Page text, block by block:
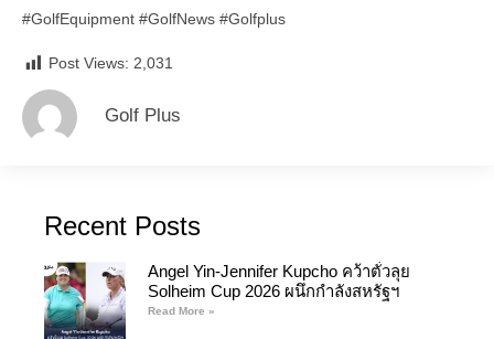
#GolfEquipment #GolfNews #Golfplus
Post Views: 2,031
Golf Plus
Recent Posts
Angel Yin-Jennifer Kupcho คว้าตั๋วลุย
Solheim Cup 2026 ผนึกกำลังสหรัฐฯ
Read More »